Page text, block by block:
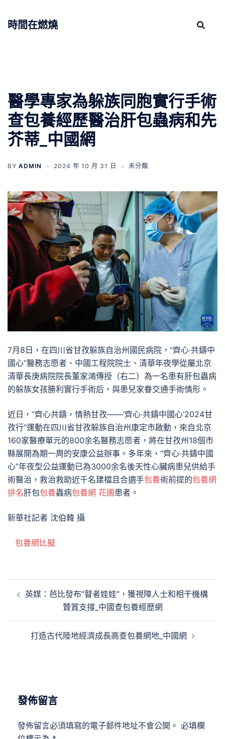
時間在燃燒
醫學專家為躲族同胞實行手術
查包養經歷醫治肝包蟲病和先
芥蒂_中國網
BY ADMIN 2024 年 10 月 31 日 未分類
7月8日，在四川省甘孜躲族自治州國民病院，“齊心·共鑄中
國心”醫務志愿者、中國工程院院士、清華年夜學從屬北京
清華長庚病院院長董家鴻傳授（右二）為一名患有肝包蟲病
的躲族女孩勝利實行手術后，與患兒家眷交通手術情形。
近日，“齊心共鑄，情熱甘孜——‘齊心·共鑄中國心’2024甘
孜行”運動在四川省甘孜躲族自治州康定市啟動，來自北京
160家醫療單元的800余名醫務志愿者，將在甘孜州18個市
縣展開為期一周的安康公益辦事。多年來，“齊心·共鑄中國
心”年夜型公益運動已為3000余名後天性心臟病患兒供給手
術醫治，救治救助近千名建檔且合適手包養術前提的包養網
排名肝包包養蟲病包養網 花圃患者。
新華社記者 沈伯韓 攝
包養網比擬
章 英媒：芭比發布“瞽者娃娃”，獲視障人士和相干機構
贊賞支撐_中國查包養經歷網
打造古代陸地經濟成長高查包養網地_中國網
發佈留言
發佈留言必須填寫的電子郵件地址不會公開。 必填欄